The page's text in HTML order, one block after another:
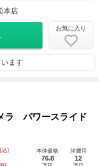
本店
お気に入り
ます
パワースライド
込) 本体価格
76.8
諸費用
12